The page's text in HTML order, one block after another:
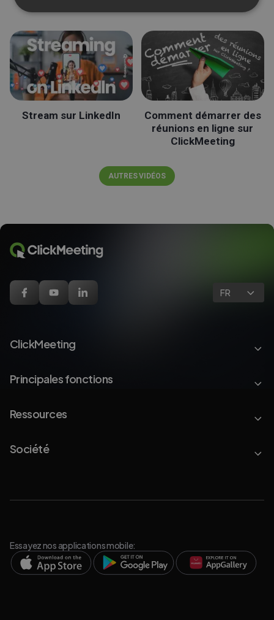
Stream sur LinkedIn
Comment démarrer des
réunions en ligne sur
ClickMeeting
AUTRES VIDÉOS
FR
ClickMeeting
Principales fonctions
Ressources
Société
Essayez nos applications mobile: